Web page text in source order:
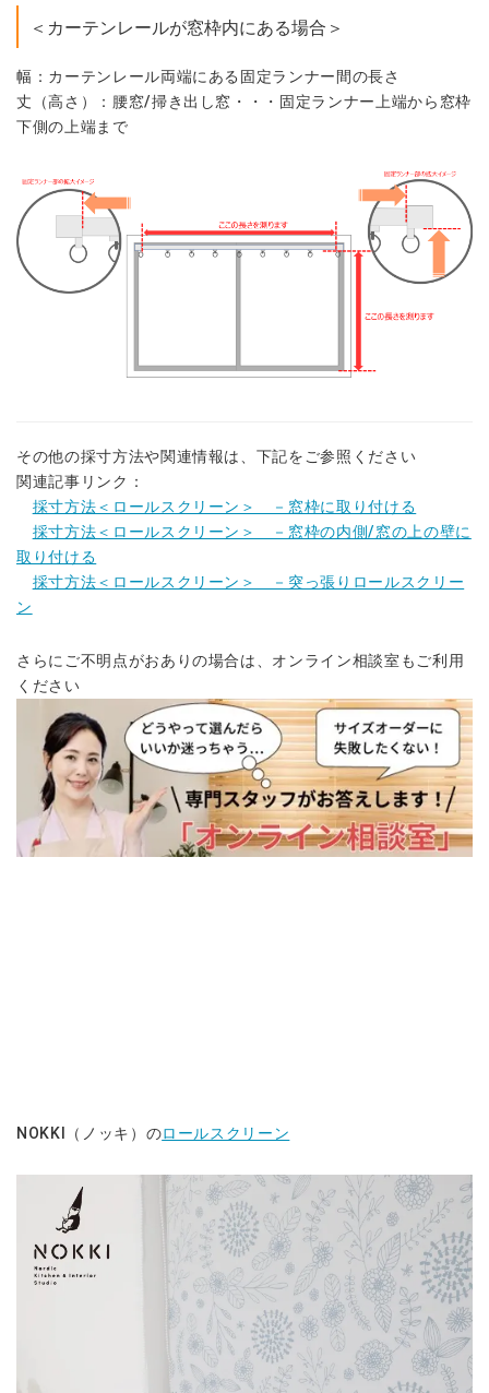
＜カーテンレールが窓枠内にある場合＞
幅：カーテンレール両端にある固定ランナー間の長さ
丈（高さ）：腰窓/掃き出し窓 ・・・固定ランナー上端から窓枠
下側の上端まで
その他の採寸方法や関連情報は、下記をご参照ください
関連記事リンク：
採寸方法＜ロールスクリーン＞ －窓枠に取り付ける
採寸方法＜ロールスクリーン＞ －窓枠の内側/窓の上の壁に
取り付ける
採寸方法＜ロールスクリーン＞ －突っ張りロールスクリー
ン
さらにご不明点がおありの場合は、オンライン相談室もご利用
ください
NOKKI（ノッキ）のロールスクリーン